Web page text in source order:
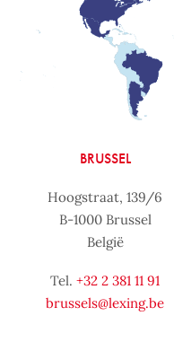
BRUSSEL
Hoogstraat, 139/6
B-1000 Brussel
België
Tel. +32 2 381 11 91
brussels@lexing.be